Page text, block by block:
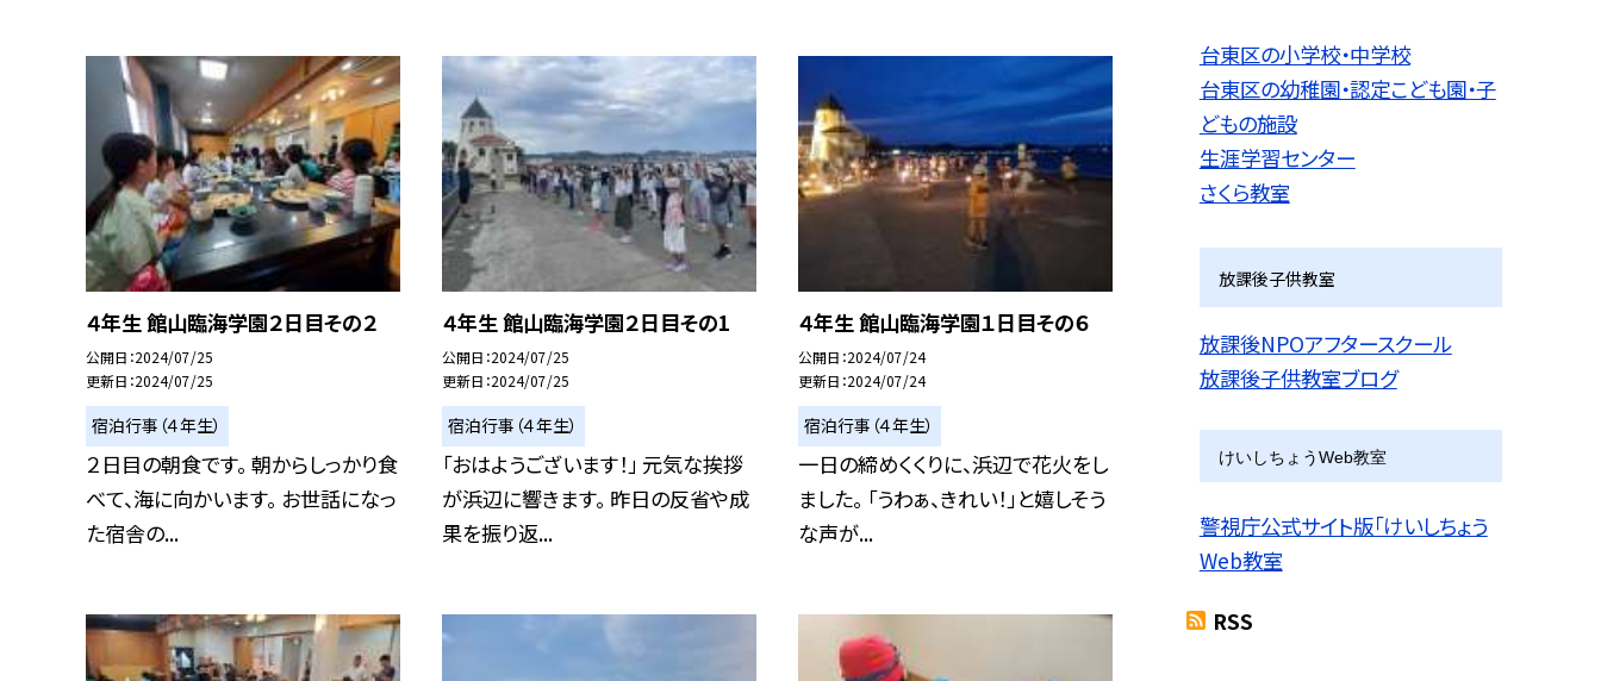
４年生 館山臨海学園２日目その２
公開日 2024/07/25
更新日 2024/07/25
宿泊行事（４年生）
２日目の朝食です。 朝からしっかり食
べて、海に向かいます。 お世話になっ
た宿舎の...
４年生 館山臨海学園２日目その1
公開日 2024/07/25
更新日 2024/07/25
宿泊行事（４年生）
「おはようございます！」 元気な挨拶
が浜辺に響きます。 昨日の反省や成
果を振り返...
４年生 館山臨海学園１日目その６
公開日 2024/07/24
更新日 2024/07/24
宿泊行事（４年生）
一日の締めくくりに、浜辺で花火をし
ました。 「うわぁ、きれい！」と嬉しそう
な声が...
台東区の小学校・中学校
台東区の幼稚園・認定こども園・子
どもの施設
生涯学習センター
さくら教室
放課後子供教室
放課後NPOアフタースクール
放課後子供教室ブログ
けいしちょうWeb教室
警視庁公式サイト版「けいしちょう
Web教室
RSS